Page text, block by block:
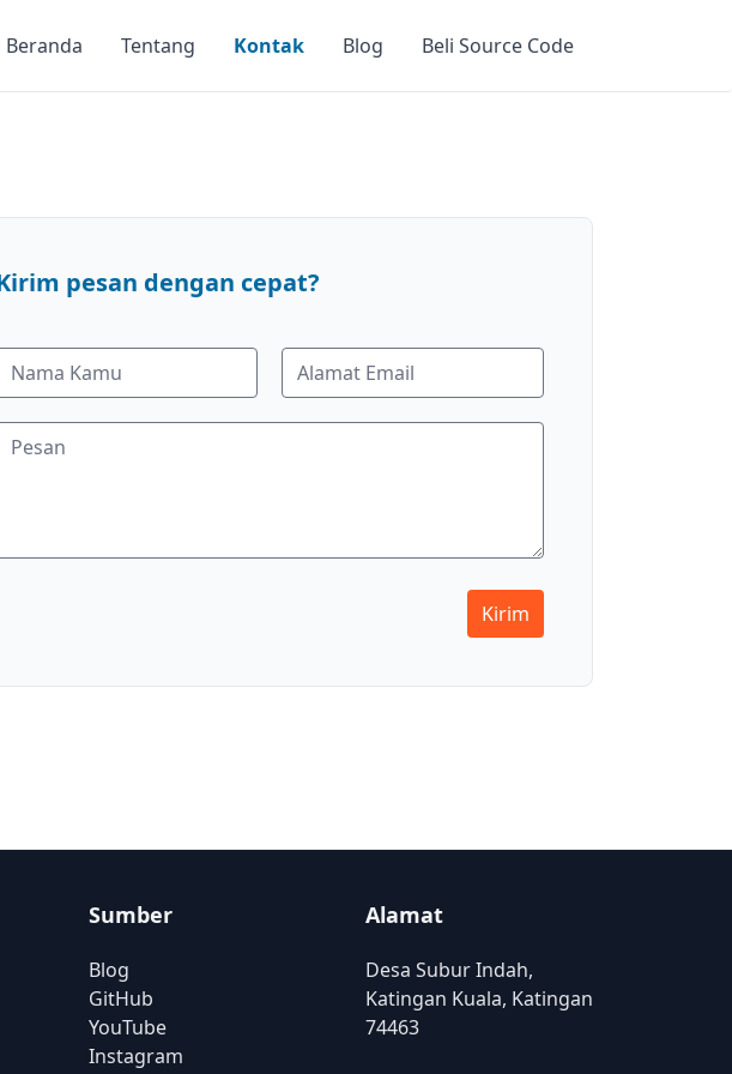
Beranda Tentang Kontak Blog Beli Source Code
pesan dengan cepat?
Kirim
Sumber
Blog
GitHub
YouTube
Instagram
Alamat
Desa Subur Indah,
Katingan Kuala, Katingan
74463